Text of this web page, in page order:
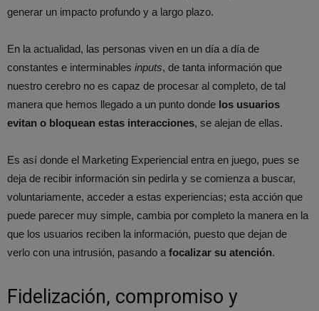
generar un impacto profundo y a largo plazo.
En la actualidad, las personas viven en un día a día de
constantes e interminables inputs, de tanta información que
nuestro cerebro no es capaz de procesar al completo, de tal
manera que hemos llegado a un punto donde los usuarios
evitan o bloquean estas interacciones, se alejan de ellas.
Es así donde el Marketing Experiencial entra en juego, pues se
deja de recibir información sin pedirla y se comienza a buscar,
voluntariamente, acceder a estas experiencias; esta acción que
puede parecer muy simple, cambia por completo la manera en la
que los usuarios reciben la información, puesto que dejan de
verlo con una intrusión, pasando a focalizar su atención.
Fidelización, compromiso y